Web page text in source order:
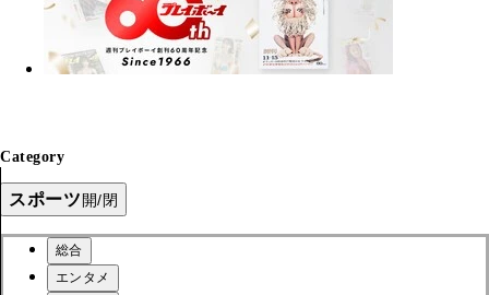
Category
スポーツ開/閉
総合
エンタメ